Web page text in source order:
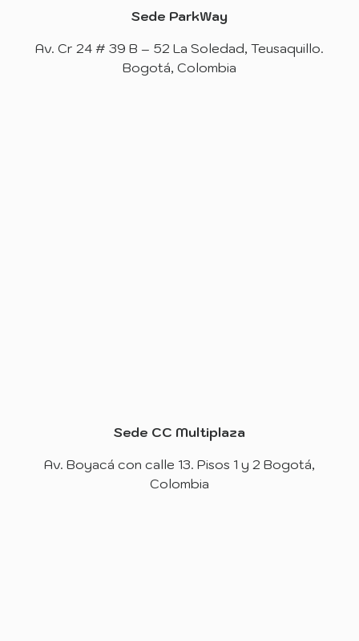
Sede ParkWay
Av. Cr 24 # 39 B – 52 La Soledad, Teusaquillo.
Bogotá, Colombia
Sede CC Multiplaza
Av. Boyacá con calle 13. Pisos 1 y 2 Bogotá,
Colombia